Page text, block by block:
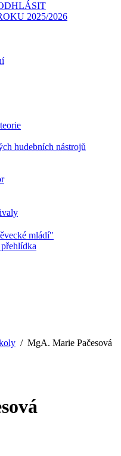
2025/2026
hudebních nástrojů
mládí"
/ MgA. Marie Pačesová